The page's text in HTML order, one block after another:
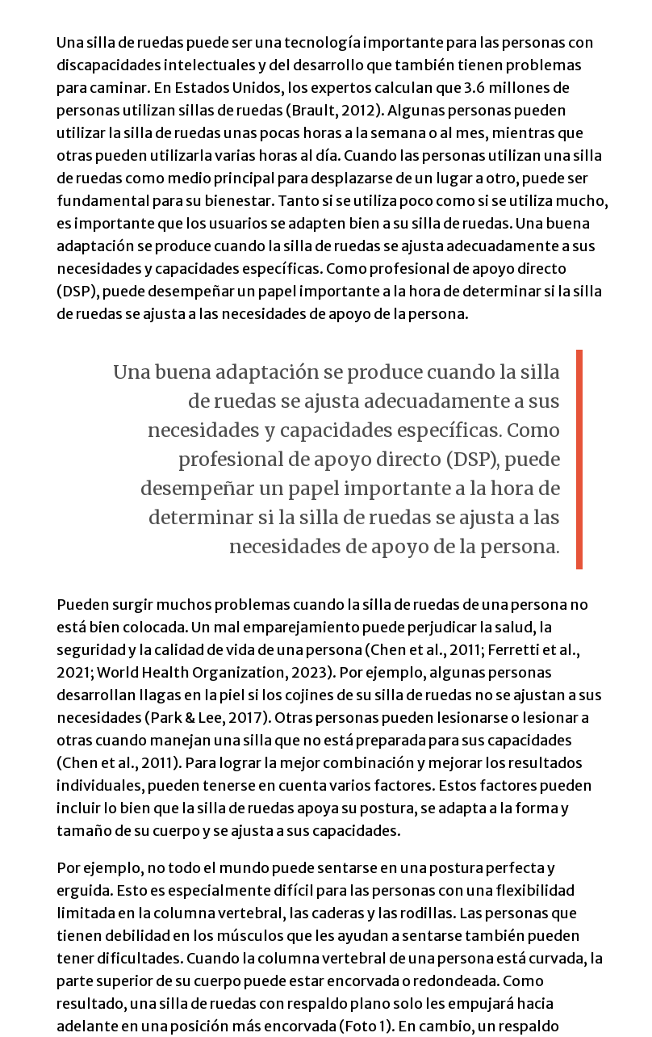
Una silla de ruedas puede ser una tecnología importante para las personas con
discapacidades intelectuales y del desarrollo que también tienen problemas
para caminar. En Estados Unidos, los expertos calculan que 3.6 millones de
personas utilizan sillas de ruedas (Brault, 2012). Algunas personas pueden
utilizar la silla de ruedas unas pocas horas a la semana o al mes, mientras que
otras pueden utilizarla varias horas al día. Cuando las personas utilizan una silla
de ruedas como medio principal para desplazarse de un lugar a otro, puede ser
fundamental para su bienestar. Tanto si se utiliza poco como si se utiliza mucho,
es importante que los usuarios se adapten bien a su silla de ruedas. Una buena
adaptación se produce cuando la silla de ruedas se ajusta adecuadamente a sus
necesidades y capacidades específicas. Como profesional de apoyo directo
(DSP), puede desempeñar un papel importante a la hora de determinar si la silla
de ruedas se ajusta a las necesidades de apoyo de la persona.
Una buena adaptación se produce cuando la silla
de ruedas se ajusta adecuadamente a sus
necesidades y capacidades específicas. Como
profesional de apoyo directo (DSP), puede
desempeñar un papel importante a la hora de
determinar si la silla de ruedas se ajusta a las
necesidades de apoyo de la persona.
Pueden surgir muchos problemas cuando la silla de ruedas de una persona no
está bien colocada. Un mal emparejamiento puede perjudicar la salud, la
seguridad y la calidad de vida de una persona (Chen et al., 2011; Ferretti et al.,
2021; World Health Organization, 2023). Por ejemplo, algunas personas
desarrollan llagas en la piel si los cojines de su silla de ruedas no se ajustan a sus
necesidades (Park & Lee, 2017). Otras personas pueden lesionarse o lesionar a
otras cuando manejan una silla que no está preparada para sus capacidades
(Chen et al., 2011). Para lograr la mejor combinación y mejorar los resultados
individuales, pueden tenerse en cuenta varios factores. Estos factores pueden
incluir lo bien que la silla de ruedas apoya su postura, se adapta a la forma y
tamaño de su cuerpo y se ajusta a sus capacidades.
Por ejemplo, no todo el mundo puede sentarse en una postura perfecta y
erguida. Esto es especialmente difícil para las personas con una flexibilidad
limitada en la columna vertebral, las caderas y las rodillas. Las personas que
tienen debilidad en los músculos que les ayudan a sentarse también pueden
tener dificultades. Cuando la columna vertebral de una persona está curvada, la
parte superior de su cuerpo puede estar encorvada o redondeada. Como
resultado, una silla de ruedas con respaldo plano solo les empujará hacia
adelante en una posición más encorvada (Foto 1). En cambio, un respaldo